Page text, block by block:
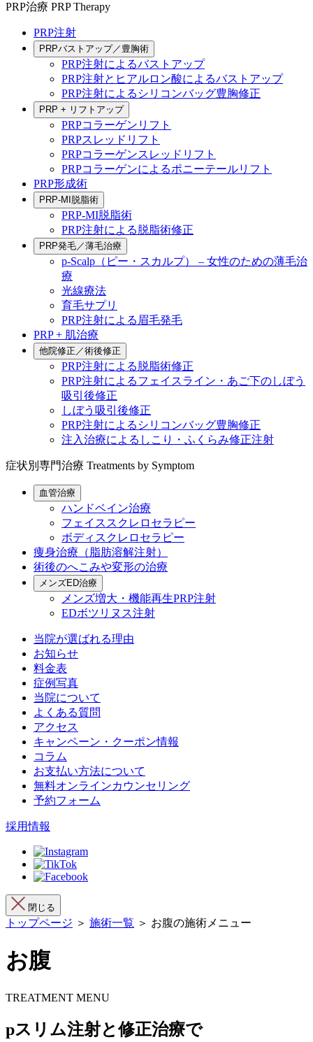
PRP治療 PRP Therapy
PRP注射
PRPバストアップ／豊胸術
PRP注射によるバストアップ
PRP注射とヒアルロン酸によるバストアップ
PRP注射によるシリコンバッグ豊胸修正
PRP + リフトアップ
PRPコラーゲンリフト
PRPスレッドリフト
PRPコラーゲンスレッドリフト
PRPコラーゲンによるポニーテールリフト
PRP形成術
PRP-MI脱脂術
PRP-MI脱脂術
PRP注射による脱脂術修正
PRP発毛／薄毛治療
p-Scalp（ピー・スカルプ） – 女性のための薄毛治
療
光線療法
育毛サプリ
PRP注射による眉毛発毛
PRP + 肌治療
他院修正／術後修正
PRP注射による脱脂術修正
PRP注射によるフェイスライン・あご下のしぼう
吸引後修正
しぼう吸引後修正
PRP注射によるシリコンバッグ豊胸修正
注入治療によるしこり・ふくらみ修正注射
症状別専門治療 Treatments by Symptom
血管治療
ハンドベイン治療
フェイススクレロセラピー
ボディスクレロセラピー
痩身治療（脂肪溶解注射）
術後のへこみや変形の治療
メンズED治療
メンズ増大・機能再生PRP注射
EDボツリヌス注射
当院が選ばれる理由
お知らせ
料金表
症例写真
当院について
よくある質問
アクセス
キャンペーン・クーポン情報
コラム
お支払い方法について
無料オンラインカウンセリング
予約フォーム
採用情報
閉じる
トップページ ＞ 施術一覧 ＞ お腹の施術メニュー
お腹
TREATMENT MENU
pスリム注射と修正治療で